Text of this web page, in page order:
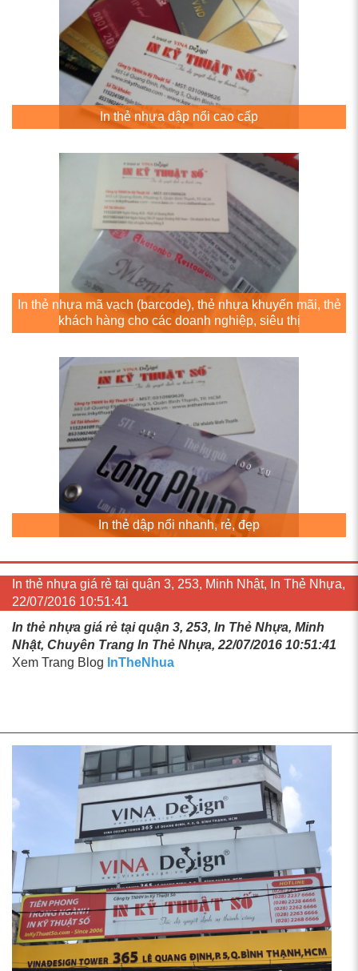
In thẻ nhựa dập nổi cao cấp
In thẻ nhựa mã vạch (barcode), thẻ nhựa khuyến mãi, thẻ
khách hàng cho các doanh nghiệp, siêu thị
In thẻ dập nổi nhanh, rẻ, đẹp
In thẻ nhựa giá rẻ tại quận 3, 253, Minh Nhật, In Thẻ Nhựa,
22/07/2016 10:51:41
In thẻ nhựa giá rẻ tại quận 3, 253, In Thẻ Nhựa, Minh
Nhật, Chuyên Trang In Thẻ Nhựa, 22/07/2016 10:51:41
Xem Trang Blog InTheNhua